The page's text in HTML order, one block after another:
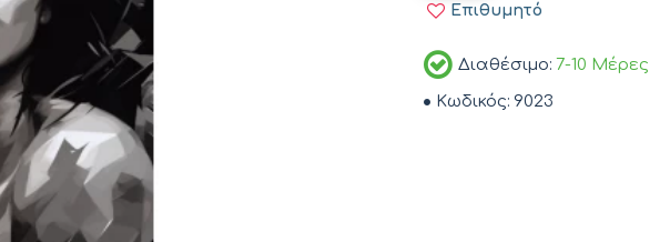
Διαθέσιμο: 7-10 Μέρες
Κωδικός: 9023
Επιθυμητό